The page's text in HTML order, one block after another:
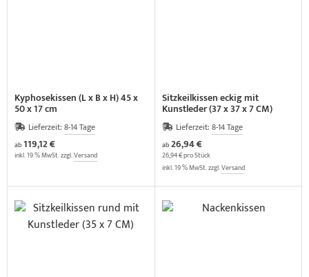
Kyphosekissen (L x B x H) 45 x
50 x 17 cm
Lieferzeit: 8-14 Tage
ab119,12 €
inkl. 19 % MwSt. zzgl.Versand
Sitzkeilkissen eckig mit
Kunstleder (37 x 37 x 7 CM)
Lieferzeit: 8-14 Tage
ab26,94 €
26,94 € pro Stück
inkl. 19 % MwSt. zzgl.Versand